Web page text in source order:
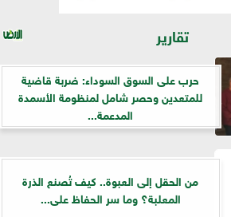
تقارير
حرب على السوق السوداء: ضربة قاضية
للمتعدين وحصر شامل لمنظومة الأسمدة
المدعمة...
من الحقل إلى العبوة.. كيف تُصنع الذرة
المعلبة؟ وما سر الحفاظ على...